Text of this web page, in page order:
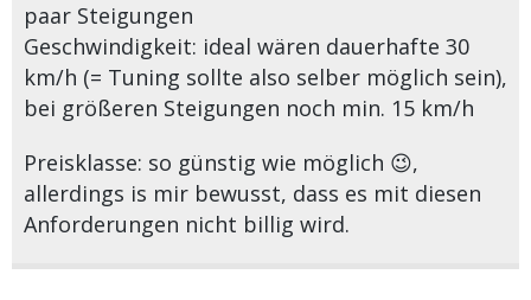
paar Steigungen
Geschwindigkeit: ideal wären dauerhafte 30
km/h (= Tuning sollte also selber möglich sein),
bei größeren Steigungen noch min. 15 km/h
Preisklasse: so günstig wie möglich 😉,
allerdings is mir bewusst, dass es mit diesen
Anforderungen nicht billig wird.